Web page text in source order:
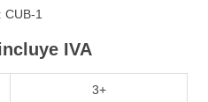
CUB-1
IVA
3+